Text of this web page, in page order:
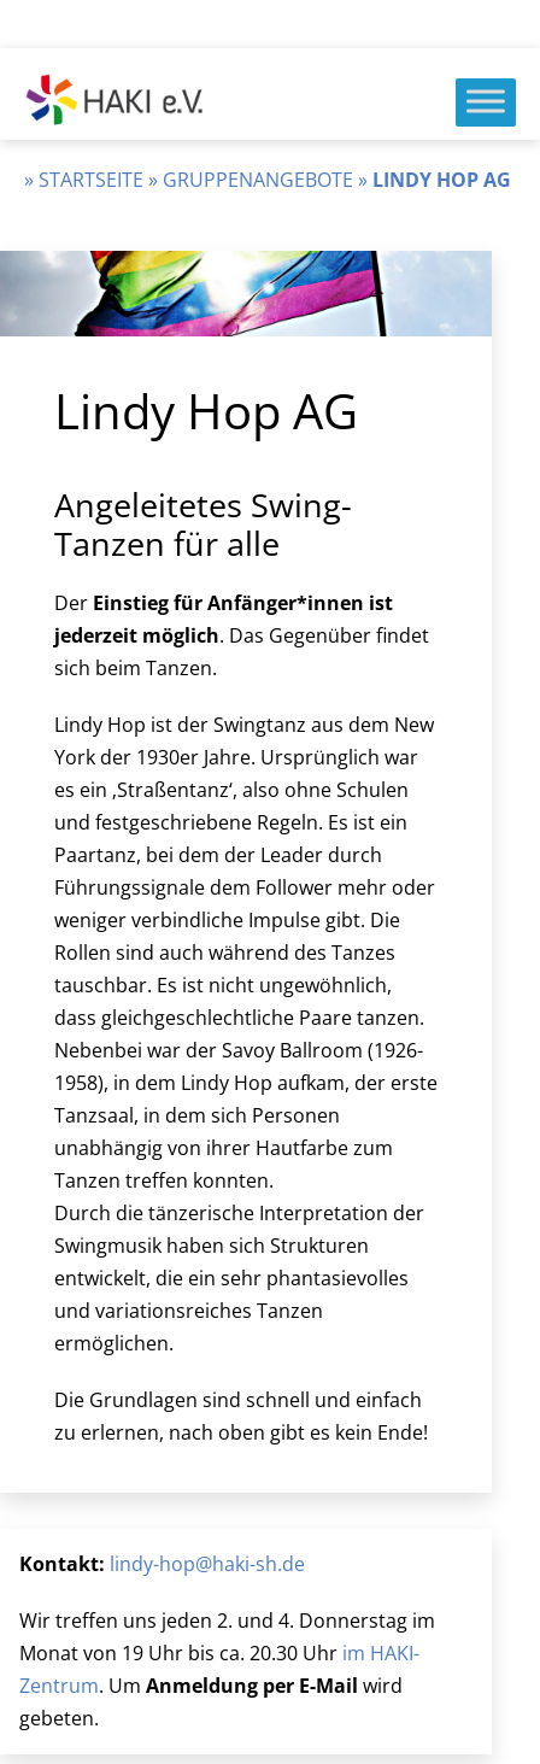
Inhalt
springen
HAKI
e.v.
»STARTSEITE » GRUPPENANGEBOTE » LINDY HOP AG
Lindy Hop AG
Angeleitetes Swing-
Tanzen für alle
Der Einstieg für Anfänger*innen ist
jederzeit möglich. Das Gegenüber findet
sich beim Tanzen.
Lindy Hop ist der Swingtanz aus dem New
York der 1930er Jahre. Ursprünglich war
es ein ‚Straßentanz‘, also ohne Schulen
und festgeschriebene Regeln. Es ist ein
Paartanz, bei dem der Leader durch
Führungssignale dem Follower mehr oder
weniger verbindliche Impulse gibt. Die
Rollen sind auch während des Tanzes
tauschbar. Es ist nicht ungewöhnlich,
dass gleichgeschlechtliche Paare tanzen.
Nebenbei war der Savoy Ballroom (1926-
1958), in dem Lindy Hop aufkam, der erste
Tanzsaal, in dem sich Personen
unabhängig von ihrer Hautfarbe zum
Tanzen treffen konnten.
Durch die tänzerische Interpretation der
Swingmusik haben sich Strukturen
entwickelt, die ein sehr phantasievolles
und variationsreiches Tanzen
ermöglichen.
Die Grundlagen sind schnell und einfach
zu erlernen, nach oben gibt es kein Ende!
Kontakt: lindy-hop@haki-sh.de
Wir treffen uns jeden 2. und 4. Donnerstag im
Monat von 19 Uhr bis ca. 20.30 Uhr im HAKI-
Zentrum. Um Anmeldung per E-Mail wird
gebeten.